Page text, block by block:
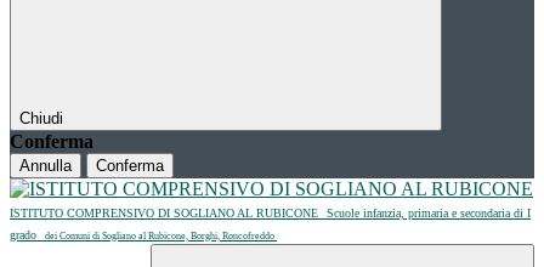
Chiudi
Conferma
Annulla Conferma
ISTITUTO COMPRENSIVO DI SOGLIANO AL RUBICONE
Scuole infanzia, primaria e secondaria di I
grado
dei Comuni di Sogliano al Rubicone, Borghi, Roncofreddo